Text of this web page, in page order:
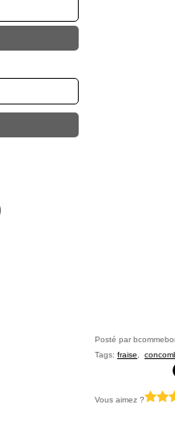
Posté par
Tags: fraise
Vous aimez ?